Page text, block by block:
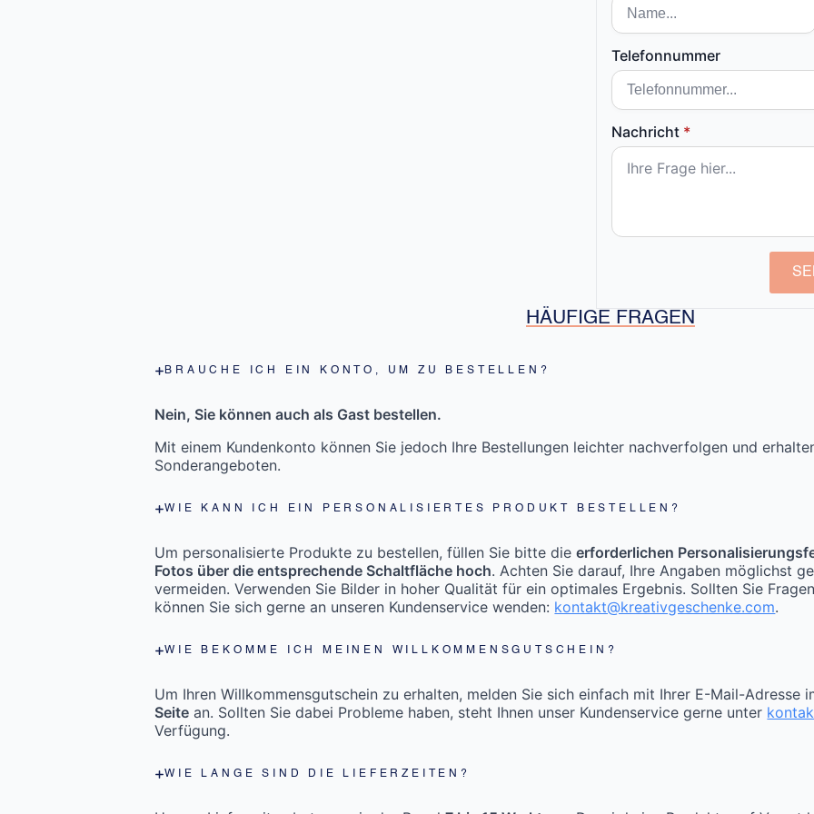
Telefonnummer
Nachricht *
HÄUFIGE FRAGEN
BRAUCHE ICH EIN KONTO, UM ZU BESTELLEN?
Nein, Sie können auch als Gast bestellen.
Mit einem Kundenkonto können Sie jedoch Ihre Bestellungen leichter nachverfolgen und
Sonderangeboten.
WIE KANN ICH EIN PERSONALISIERTES PRODUKT BESTELLEN?
Um personalisierte Produkte zu bestellen, füllen Sie bitte dieerforderlichen
Fotos über die entsprechende Schaltfläche hoch. Achten Sie darauf, Ihre Angaben möglichst
vermeiden. Verwenden Sie Bilder in hoher Qualität für ein optimales Ergebnis. Sollten Sie
können Sie sich gerne an unseren Kundenservice wenden: kontakt@kreativgeschenke.com.
WIE BEKOMME ICH MEINEN WILLKOMMENSGUTSCHEIN?
Um Ihren Willkommensgutschein zu erhalten, melden Sie sich einfach mit Ihrer E-Mail-Adresse
Seite an. Sollten Sie dabei Probleme haben, steht Ihnen unser Kundenservice gerne unter
Verfügung.
WIE LANGE SIND DIE LIEFERZEITEN?